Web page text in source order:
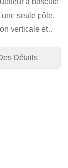
seule pôle,
verticale et
Détails